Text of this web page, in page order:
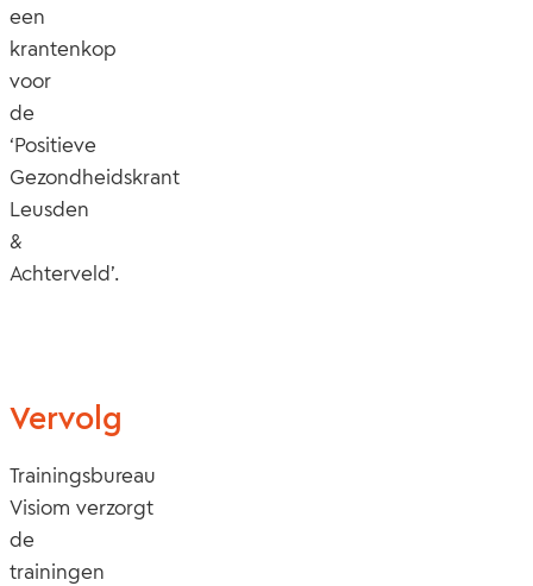
een
krantenkop
voor
de
‘Positieve
Gezondheidskrant
Leusden
&
Achterveld’.
Vervolg
Trainingsbureau
Visiom verzorgt
de
trainingen